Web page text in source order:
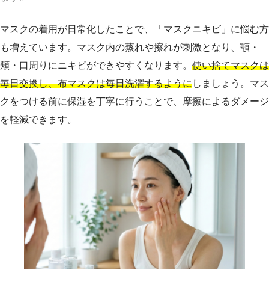
マスクの着用が日常化したことで、「マスクニキビ」に悩む方
も増えています。マスク内の蒸れや擦れが刺激となり、顎・
頬・口周りにニキビができやすくなります。 使い捨てマスクは
毎日交換し、布マスクは毎日洗濯するようにしましょう。マス
クをつける前に保湿を丁寧に行うことで、摩擦によるダメージ
を軽減できます。